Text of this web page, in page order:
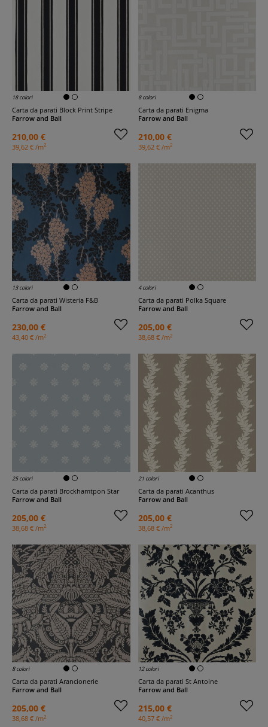
18 colori
Carta da parati Block Print Stripe
Farrow and Ball
210,00 €
39,62 € /m2
8 colori
Carta da parati Enigma
Farrow and Ball
210,00 €
39,62 € /m2
13 colori
Carta da parati Wisteria F&B
Farrow and Ball
230,00 €
43,40 € /m2
4 colori
Carta da parati Polka Square
Farrow and Ball
205,00 €
38,68 € /m2
25 colori
Carta da parati Brockhamtpon Star
Farrow and Ball
205,00 €
38,68 € /m2
21 colori
Carta da parati Acanthus
Farrow and Ball
205,00 €
38,68 € /m2
8 colori
Carta da parati Arancionerie
Farrow and Ball
205,00 €
38,68 € /m2
12 colori
Carta da parati St Antoine
Farrow and Ball
215,00 €
40,57 € /m2